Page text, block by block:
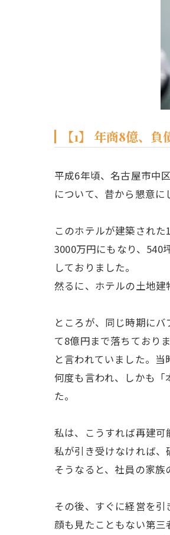
【1】 年商8億、
平成6年頃、名古屋市中
について、昔から懇意
このホテルが建築され
3000万円にもなり、540
しておりました。
然るに、ホテルの土地建
ところが、同じ時期に
て8億円まで落ちており
と言われていました。
何度も言われ、しかも
た。
私は、こうすれば再建可
私が引き受けなければ、
そうなると、社員の家族
その後、すぐに経営を引
顔も見たこともない第